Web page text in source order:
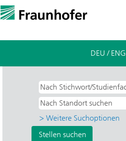
DEU / ENG
> Weitere Suchoptionen